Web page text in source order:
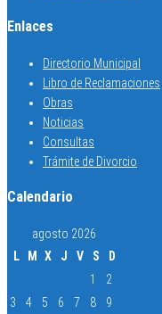
Enlaces
Directorio Municipal
Libro de Reclamaciones
Obras
Noticias
Consultas
Trámite de Divorcio
Calendario
agosto 2026
L
M X J V S
D
1
2
3
4 5 6 7 8
9